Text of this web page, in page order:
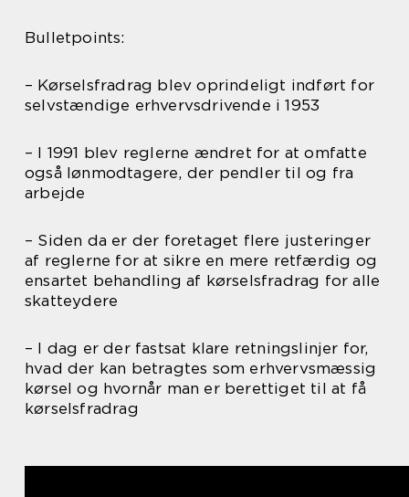
Bulletpoints:
– Kørselsfradrag blev oprindeligt indført for
selvstændige erhvervsdrivende i 1953
– I 1991 blev reglerne ændret for at omfatte
også lønmodtagere, der pendler til og fra
arbejde
– Siden da er der foretaget flere justeringer
af reglerne for at sikre en mere retfærdig og
ensartet behandling af kørselsfradrag for alle
skatteydere
– I dag er der fastsat klare retningslinjer for,
hvad der kan betragtes som erhvervsmæssig
kørsel og hvornår man er berettiget til at få
kørselsfradrag